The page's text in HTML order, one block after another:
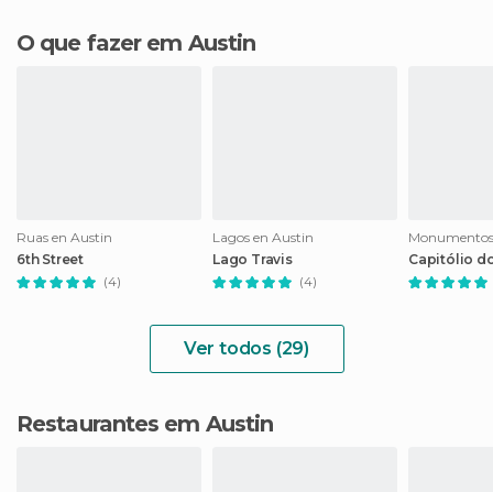
O que fazer em Austin
Ruas en Austin
6th Street
(4)
Lagos en Austin
Lago Travis
(4)
Capitólio
Ver todos (29)
Restaurantes em Austin